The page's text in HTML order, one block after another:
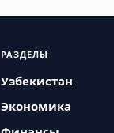
РАЗДЕЛЫ
Узбекистан
Экономика